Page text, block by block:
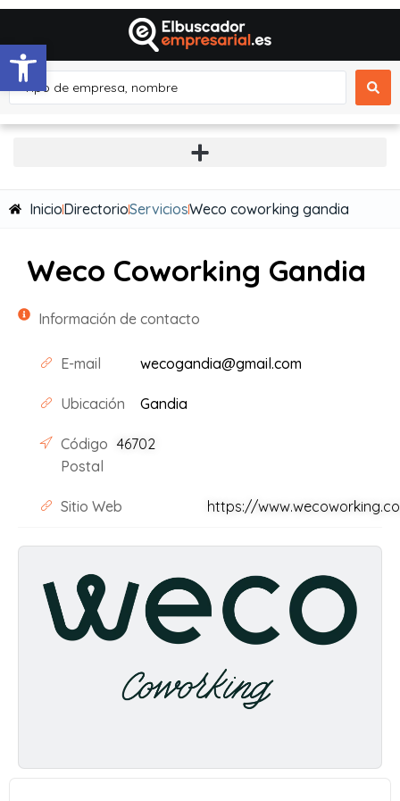
Abrir barra de herramientas
InicioDirectorioServiciosWeco coworking gandia
Weco Coworking Gandia
Información de contacto
E-mail wecogandia@gmail.com
Ubicación Gandia
Código
Postal
46702
Sitio Web https://